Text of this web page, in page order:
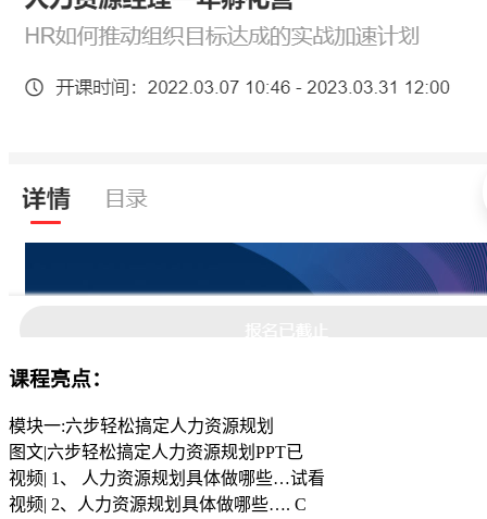
课程亮点：
模块一:六步轻松搞定人力资源规划
图文|六步轻松搞定人力资源规划PPT已
视频| 1、 人力资源规划具体做哪些…试看
视频| 2、人力资源规划具体做哪些…. C